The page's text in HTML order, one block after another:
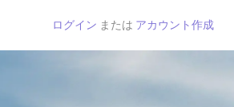
ログイン または アカウント作成